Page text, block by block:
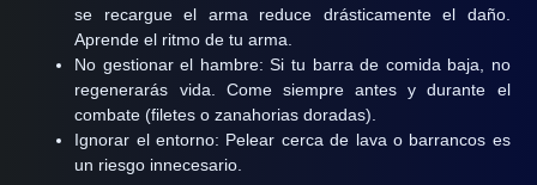
se recargue el arma reduce drásticamente el daño.
Aprende el ritmo de tu arma.
No gestionar el hambre: Si tu barra de comida baja, no
regenerarás vida. Come siempre antes y durante el
combate (filetes o zanahorias doradas).
Ignorar el entorno: Pelear cerca de lava o barrancos es
un riesgo innecesario.